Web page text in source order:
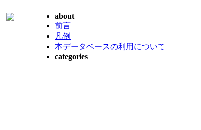
about
前言
凡例
本データベースの利用について
categories